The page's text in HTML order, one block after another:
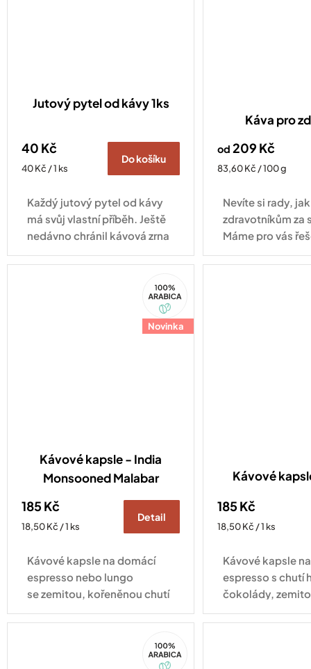
Jutový pytel od kávy 1ks
40 Kč
Měrná
40 Kč / 1 ks
Do košíku
Každý jutový pytel od kávy
má svůj vlastní příběh. Ještě
nedávno chránil kávová zrna
při jejich cestě z plantáže do
pražírny, dnes může najít
Káva pro
od 209 Kč
Měrná
83,60 Kč / 100 g
Nevíte si rady,
zdravotníkům za
Máme pro vás
Novinka
Arabica
Kávové kapsle - India
Monsooned Malabar
185 Kč
Měrná
18,50 Kč / 1 ks
Detail
Kávové kapsle na domácí
espresso nebo lungo
se zemitou, kořeněnou chutí
plnou hořké čokolády
a mandlí. Kompatibilní se
Kávové
185 Kč
Měrná
18,50 Kč / 1 ks
Kávové kapsle
espresso s chutí
čokolády,
jemným
Kompatibilní se
Arabica